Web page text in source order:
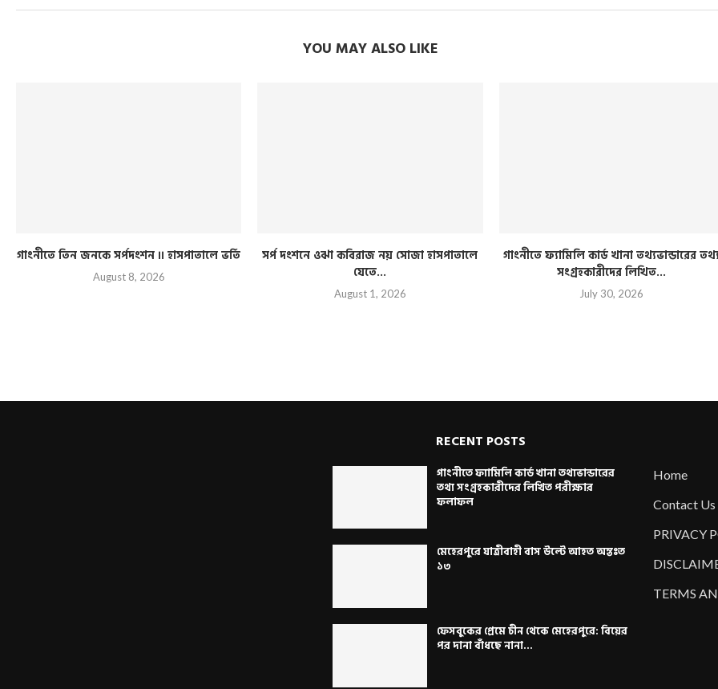
YOU MAY ALSO LIKE
গাংনীতে তিন জনকে সর্পদংশন ।। হাসপাতালে ভর্তি
August 8, 2026
সর্প দংশনে ওঝা কবিরাজ নয় সোজা হাসপাতালে
যেতে...
August 1, 2026
গাংনীতে ফ্যামিলি কার্ড খানা তথ্যভান্ডারের
সংগ্রহকারীদের লিখিত...
July 30, 2026
RECENT POSTS
গাংনীতে ফ্যামিলি কার্ড খানা তথ্যভান্ডারের
তথ্য সংগ্রহকারীদের লিখিত পরীক্ষার
ফলাফল
মেহেরপুরে যাত্রীবাহী বাস উল্টে আহত অন্তঃত
১৩
ফেসবুকের প্রেমে চীন থেকে মেহেরপুরে: বিয়ের
পর দানা বাঁধছে নানা...
Home
Contact Us
PRIVACY
TERMS